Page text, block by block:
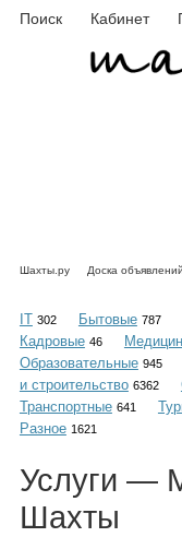
Поиск Кабинет
Шахты.ру Доска объявлений
IT 302 Бытовые 787
Кадровые 46
Образовательные 945
и строительство 6362
Транспортные 641
Разное 1621
Услуги —
Шахты